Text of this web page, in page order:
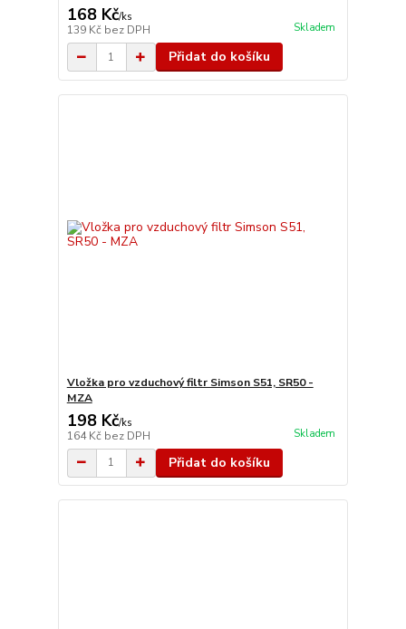
168 Kč/ks
139 Kč bez DPH Skladem
Přidat do košíku
Vložka pro vzduchový filtr Simson S51, SR50 -
MZA
198 Kč/ks
164 Kč bez DPH Skladem
Přidat do košíku